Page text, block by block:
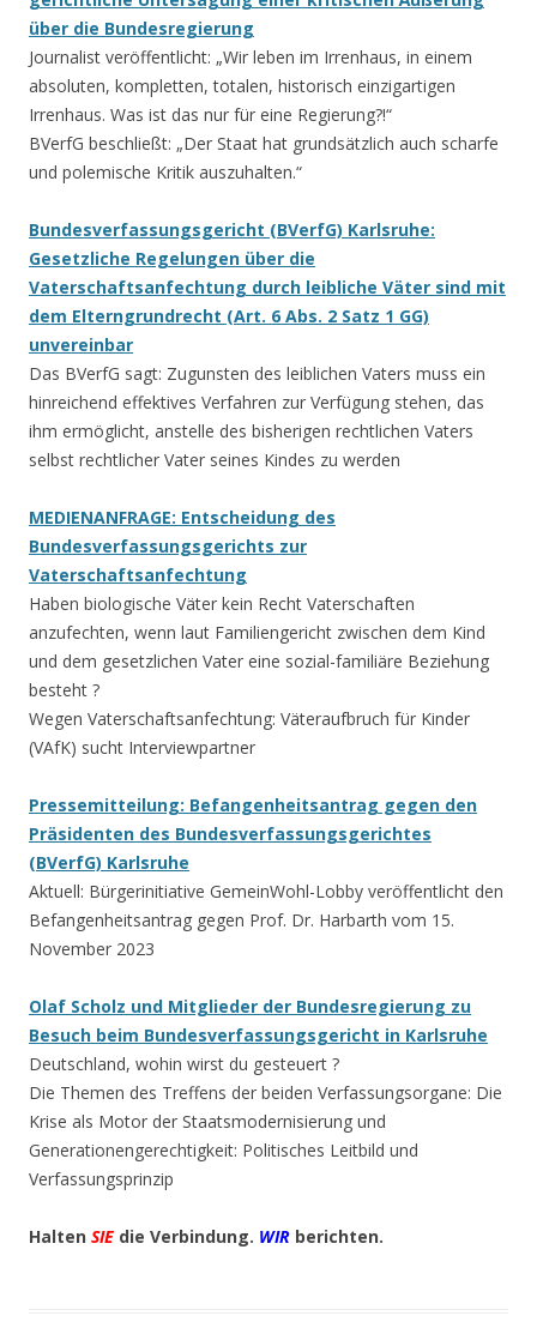
über die Bundesregierung
Journalist veröffentlicht: „Wir leben im Irrenhaus, in einem
absoluten, kompletten, totalen, historisch einzigartigen
Irrenhaus. Was ist das nur für eine Regierung?!“
BVerfG beschließt: „Der Staat hat grundsätzlich auch scharfe
und polemische Kritik auszuhalten.“
Bundesverfassungsgericht (BVerfG) Karlsruhe:
Gesetzliche Regelungen über die
Vaterschaftsanfechtung durch leibliche Väter sind mit
dem Elterngrundrecht (Art. 6 Abs. 2 Satz 1 GG)
unvereinbar
Das BVerfG sagt: Zugunsten des leiblichen Vaters muss ein
hinreichend effektives Verfahren zur Verfügung stehen, das
ihm ermöglicht, anstelle des bisherigen rechtlichen Vaters
selbst rechtlicher Vater seines Kindes zu werden
MEDIENANFRAGE: Entscheidung des
Bundesverfassungsgerichts zur
Vaterschaftsanfechtung
Haben biologische Väter kein Recht Vaterschaften
anzufechten, wenn laut Familiengericht zwischen dem Kind
und dem gesetzlichen Vater eine sozial-familiäre Beziehung
besteht ?
Wegen Vaterschaftsanfechtung: Väteraufbruch für Kinder
(VAfK) sucht Interviewpartner
Pressemitteilung: Befangenheitsantrag gegen den
Präsidenten des Bundesverfassungsgerichtes
(BVerfG) Karlsruhe
Aktuell: Bürgerinitiative GemeinWohl-Lobby veröffentlicht den
Befangenheitsantrag gegen Prof. Dr. Harbarth vom 15.
November 2023
Olaf Scholz und Mitglieder der Bundesregierung zu
Besuch beim Bundesverfassungsgericht in Karlsruhe
Deutschland, wohin wirst du gesteuert ?
Die Themen des Treffens der beiden Verfassungsorgane: Die
Krise als Motor der Staatsmodernisierung und
Generationengerechtigkeit: Politisches Leitbild und
Verfassungsprinzip
Halten SIE die Verbindung. WIR berichten.